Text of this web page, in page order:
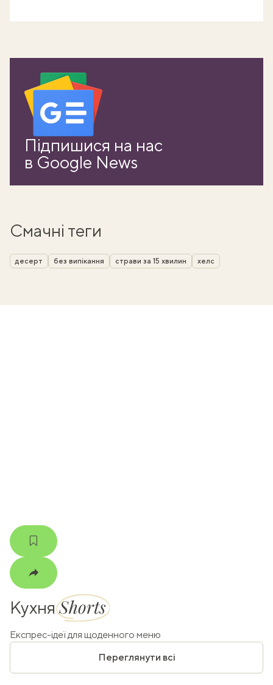
Підпишися на нас
в Google News
Смачні теги
десерт без випікання страви за 15 хвилин хелс
КухняShorts
Експрес-ідеї для щоденного меню
Переглянути всі